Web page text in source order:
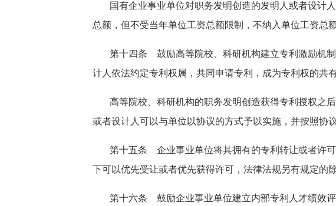
国有企业事业单位对职务发明创造的发明人或者设计
总额，但不受当年单位工资总额限制，不纳入单位工资总额
第十四条 鼓励高等院校、科研机构建立专利激励机
计人依法约定专利权属，共同申请专利，成为专利权的共有
高等院校、科研机构的职务发明创造获得专利授权之
或者设计人可以与单位以协议的方式予以实施，并按照协
第十五条 企业事业单位将其拥有的专利转让或者许
下可以优先受让或者优先获得许可，法律法规另有规定的除
第十六条 鼓励企业事业单位建立内部专利人才绩效